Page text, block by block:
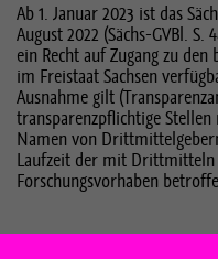
Ab 1. Januar 2023 ist das
August 2022 (Sächs-GVBl.
ein Recht auf Zugang zu
im Freistaat Sachsen
Ausnahme gilt
transparenzpflichtige
Namen von
Laufzeit der mit Drittmitteln
Forschungsvorhaben